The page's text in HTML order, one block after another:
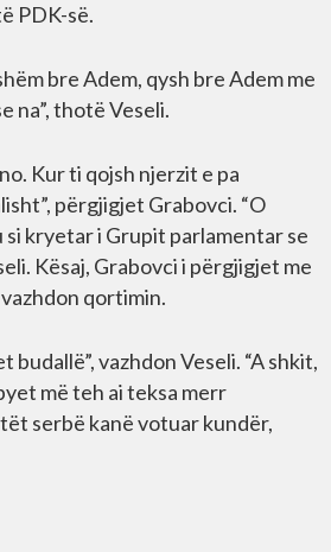
PDK-së.
bre Adem, qysh bre Adem me
na”, thotë Veseli.
Kur ti qojsh njerzit e pa
përgjigjet Grabovci. “O
si kryetar i Grupit parlamentar se
Kësaj, Grabovci i përgjigjet me
qortimin.
budallë”, vazhdon Veseli. “A shkit,
më teh ai teksa merr
serbë kanë votuar kundër,